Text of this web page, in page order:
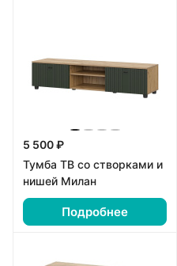
5 500 ₽
Тумба ТВ со створками и
нишей Милан
Подробнее